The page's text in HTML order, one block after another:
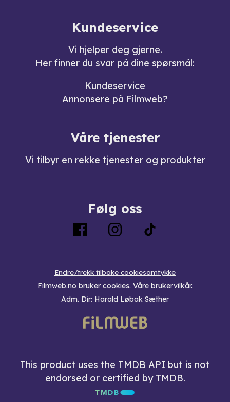
Kundeservice
Vi hjelper deg gjerne.
Her finner du svar på dine spørsmål:
Kundeservice
Annonsere på Filmweb?
Våre tjenester
Vi tilbyr en rekke tjenester og produkter
Følg oss
Endre/trekk tilbake cookiesamtykke
Filmweb.no bruker cookies. Våre brukervilkår.
Adm. Dir: Harald Løbak Sæther
This product uses the TMDB API but is not
endorsed or certified by TMDB.